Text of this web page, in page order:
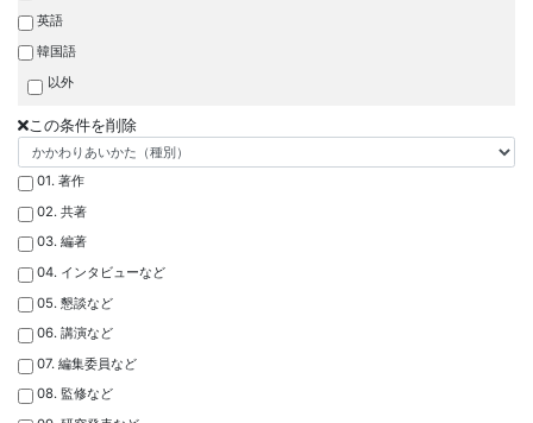
英語
韓国語
以外
この条件を削除
01. 著作
02. 共著
03. 編著
04. インタビューなど
05. 懇談など
06. 講演など
07. 編集委員など
08. 監修など